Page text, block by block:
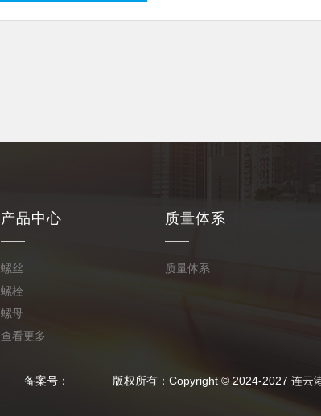
产品中心
螺丝
螺栓
螺母
查看更多
质量体系
质量体系
备案号： 版权所有：Copyright © 2024-2027 连云港同